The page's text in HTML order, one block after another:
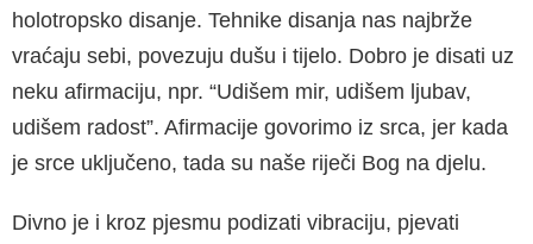
holotropsko disanje. Tehnike disan­ja nas najbrže
vraćaju sebi, povezuju dušu i tijelo. Dobro je disati uz
neku afirmaciju, npr. “Udišem mir, udišem ljubav,
udišem radost”. Afirmacije govorimo iz srca, jer kada
je srce uključeno, tada su naše riječi Bog na djelu.
Divno je i kroz pjesmu podizati vibraciju, pje­vati